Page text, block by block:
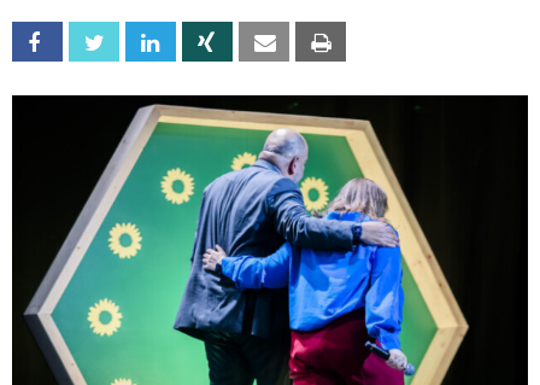
Facebook Twitter Linkedin Xing Email